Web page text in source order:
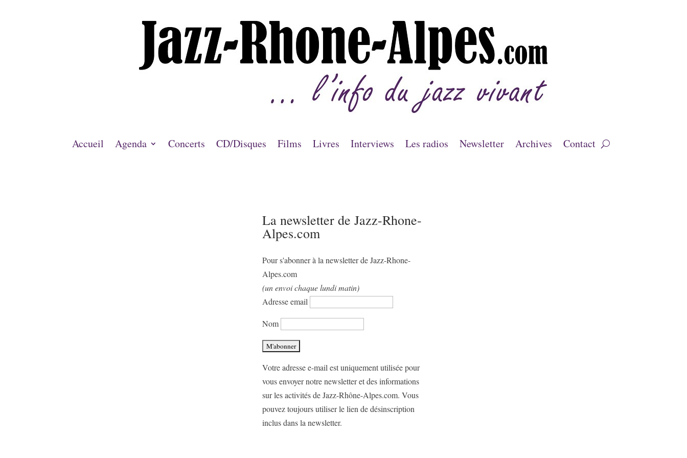
Accueil Agenda Concerts CD/Disques Films Livres Interviews Les radios Newsletter Archives Contact
La newsletter de Jazz-Rhone-
Alpes.com
Pour s'abonner à la newsletter de Jazz-Rhone-
Alpes.com
(un envoi chaque lundi matin)
Adresse email
Nom
Votre adresse e-mail est uniquement utilisée pour
vous envoyer notre newsletter et des informations
sur les activités de Jazz-Rhône-Alpes.com. Vous
pouvez toujours utiliser le lien de désinscription
inclus dans la newsletter.